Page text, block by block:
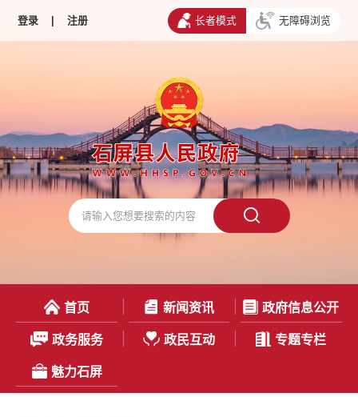
登录 | 注册 长者模式 无障碍浏览
首页 新闻资讯 政府信息公开
政务服务 政民互动 专题专栏
魅力石屏